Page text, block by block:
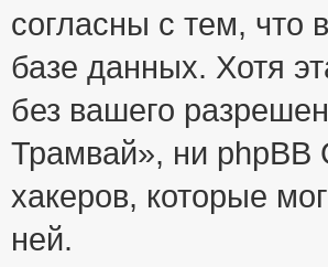
согласны с тем, что
базе данных. Хотя
без вашего
Трамвай», ни phpBB
хакеров, которые
ней.